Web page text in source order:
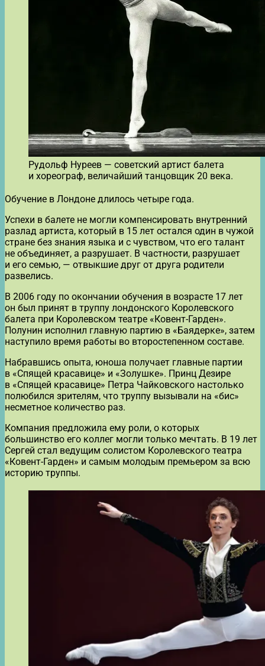
Рудольф Нуреев — советский артист балета
и хореограф, величайший танцовщик 20 века.
Обучение в Лондоне длилось четыре года.
Успехи в балете не могли компенсировать внутренний
разлад артиста, который в 15 лет остался один в чужой
стране без знания языка и с чувством, что его талант
не объединяет, а разрушает. В частности, разрушает
и его семью, — отвыкшие друг от друга родители
развелись.
В 2006 году по окончании обучения в возрасте 17 лет
он был принят в труппу лондонского Королевского
балета при Королевском театре «Ковент-Гарден».
Полунин исполнил главную партию в «Баядерке», затем
наступило время работы во второстепенном составе.
Набравшись опыта, юноша получает главные партии
в «Спящей красавице» и «Золушке». Принц Дезире
в «Спящей красавице» Петра Чайковского настолько
полюбился зрителям, что труппу вызывали на «бис»
несметное количество раз.
Компания предложила ему роли, о которых
большинство его коллег могли только мечтать. В 19 лет
Сергей стал ведущим солистом Королевского театра
«Ковент-Гарден» и самым молодым премьером за всю
историю труппы.